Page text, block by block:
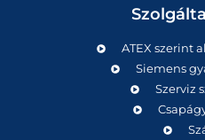
ATEX szerint
Siemens
Szerviz